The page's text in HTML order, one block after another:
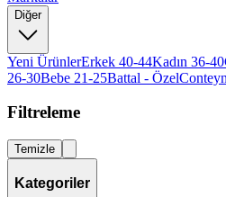
Diğer
Yeni ÜrünlerErkek 40-44Kadın 36-40
26-30Bebe 21-25Battal - Özel
Filtreleme
Temizle
Kategoriler